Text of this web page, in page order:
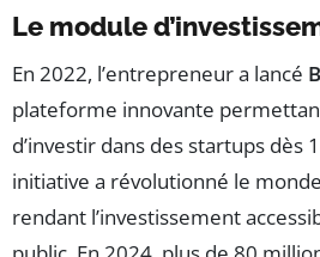
Le module
En 2022, l’entrepreneur a lancé
plateforme innovante
d’investir dans des startups dès
initiative a révolutionné le
rendant l’investissement